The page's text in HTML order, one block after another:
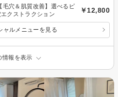
穴＆肌質改善】選べるピ
クストラクション
￥12,800
ャルメニューを見る
情報を表示